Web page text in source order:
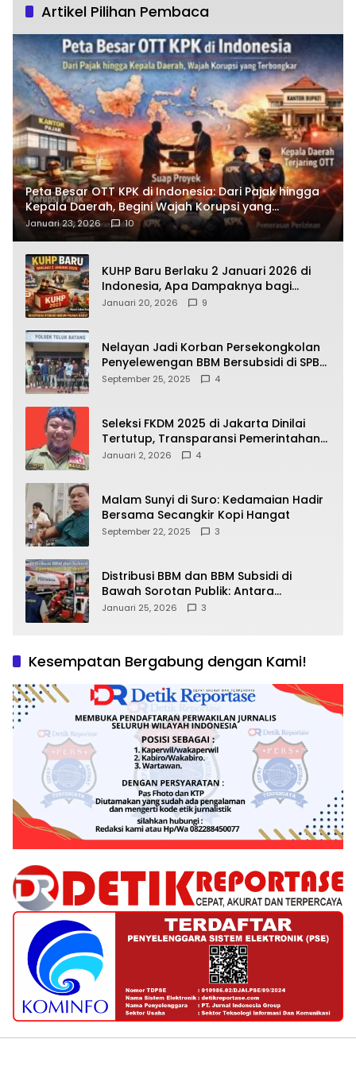
Artikel Pilihan Pembaca
Peta Besar OTT KPK di Indonesia: Dari Pajak hingga
Kepala Daerah, Begini Wajah Korupsi yang
Terbongkar
Januari 23, 2026 10
KUHP Baru Berlaku 2 Januari 2026 di
Indonesia, Apa Dampaknya bagi
Kehidupan Warga? Ini Aturan Kunci
Januari 20, 2026 9
Nelayan Jadi Korban Persekongkolan
Penyelewengan BBM Bersubsidi di SPBU
64.78809 Teluk Batang
September 25, 2025 4
Seleksi FKDM 2025 di Jakarta Dinilai
Tertutup, Transparansi Pemerintahan
Pramono–Rano Dipertanyakan
Januari 2, 2026 4
Malam Sunyi di Suro: Kedamaian Hadir
Bersama Secangkir Kopi Hangat
September 22, 2025 3
Distribusi BBM dan BBM Subsidi di
Bawah Sorotan Publik: Antara
Kepentingan Negara, Hak Konsumen,
Januari 25, 2026 3
Kesempatan Bergabung dengan Kami!